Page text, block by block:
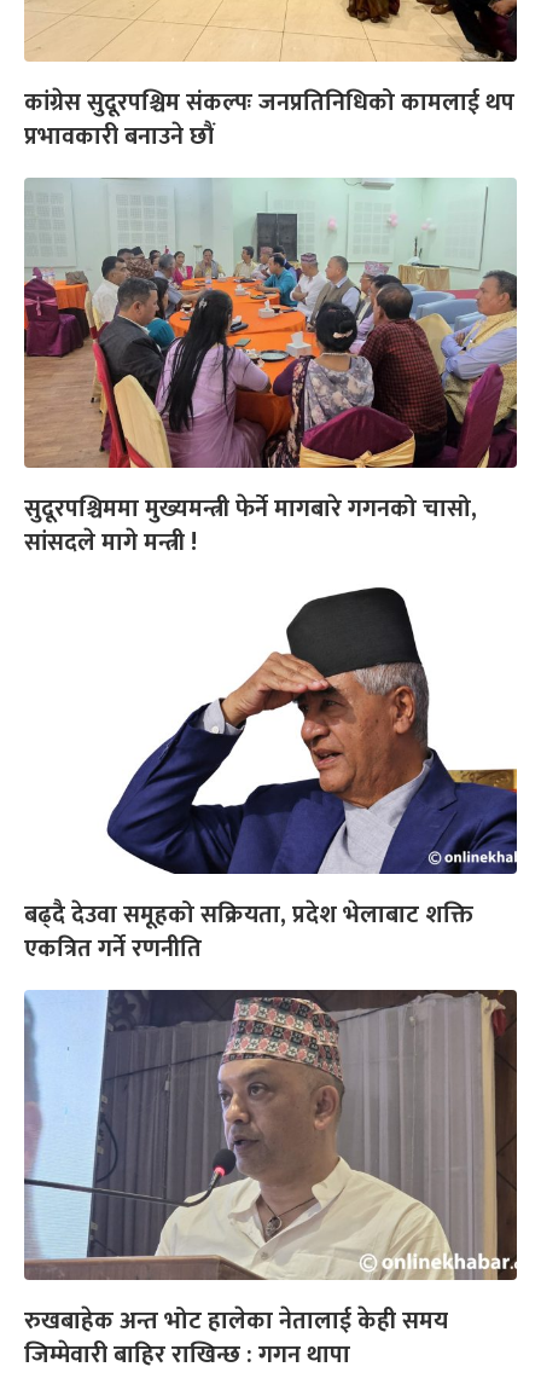
कांग्रेस सुदूरपश्चिम संकल्पः जनप्रतिनिधिको कामलाई थप
प्रभावकारी बनाउने छौं
सुदूरपश्चिममा मुख्यमन्त्री फेर्ने मागबारे गगनको चासो,
सांसदले मागे मन्त्री !
बढ्दै देउवा समूहको सक्रियता, प्रदेश भेलाबाट शक्ति
एकत्रित गर्ने रणनीति
रुखबाहेक अन्त भोट हालेका नेतालाई केही समय
जिम्मेवारी बाहिर राखिन्छ : गगन थापा